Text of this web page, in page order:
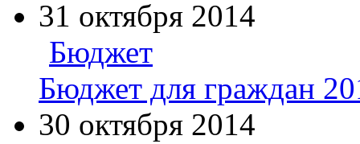
31 октября 2014
Бюджет
Бюджет для граждан
30 октября 2014